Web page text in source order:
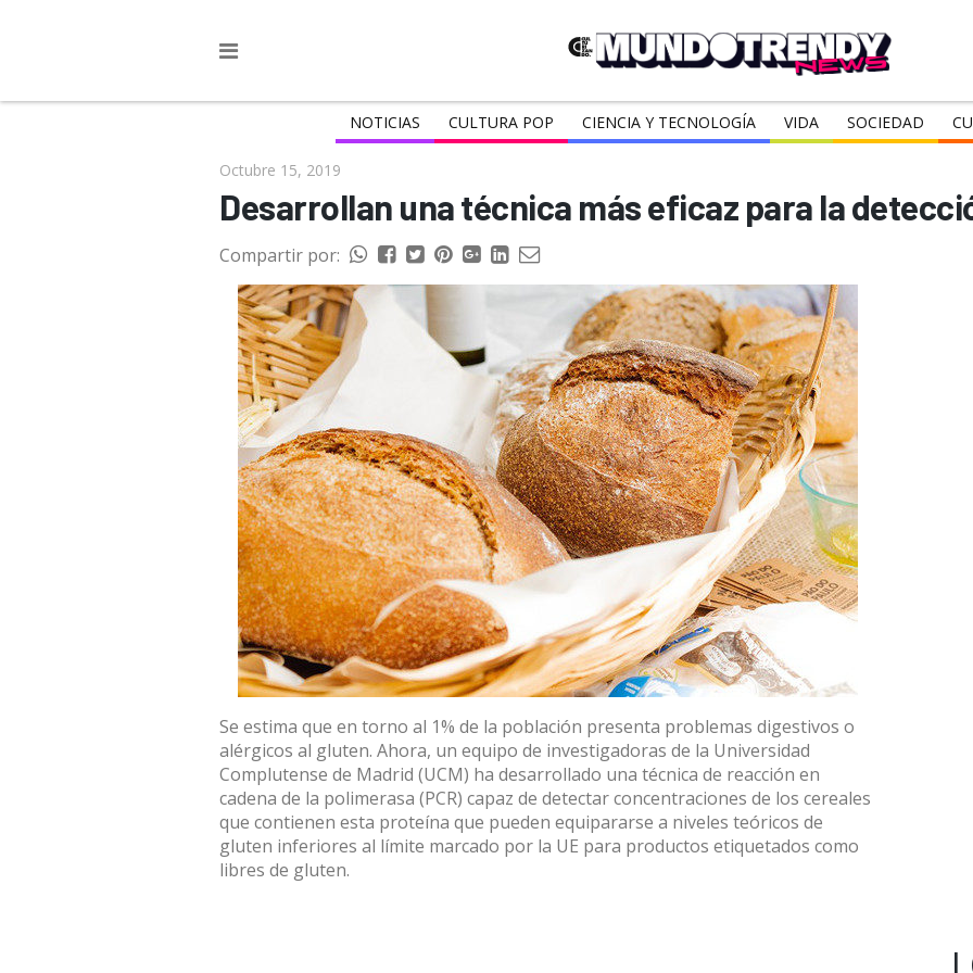
NOTICIAS CULTURA POP CIENCIA Y TECNOLOGÍA VIDA SOCIEDAD
Octubre 15, 2019
Desarrollan una técnica más eficaz para la
Compartir por:
Se estima que en torno al 1% de la población presenta problemas digestivos o
alérgicos al gluten. Ahora, un equipo de investigadoras de la Universidad
Complutense de Madrid (UCM) ha desarrollado una técnica de reacción en
cadena de la polimerasa (PCR) capaz de detectar concentraciones de los cereales
que contienen esta proteína que pueden equipararse a niveles teóricos de
gluten inferiores al límite marcado por la UE para productos etiquetados como
libres de gluten.